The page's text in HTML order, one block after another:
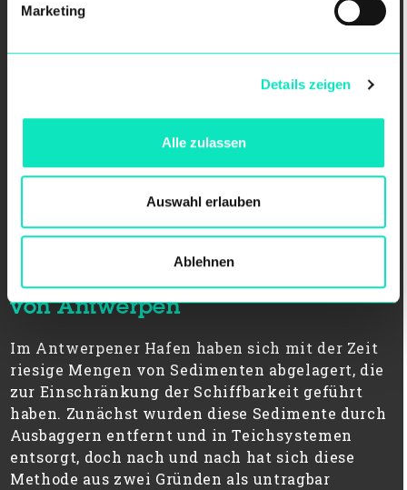
Marketing
Details zeigen
Alle zulassen
Auswahl erlauben
Ablehnen
the
right
keys
to
the
buttons
Ausbaggerungsprojekt im Hafen
von Antwerpen
Im Antwerpener Hafen haben sich mit der Zeit
riesige Mengen von Sedimenten abgelagert, die
zur Einschränkung der Schiffbarkeit geführt
haben. Zunächst wurden diese Sedimente durch
Ausbaggern entfernt und in Teichsystemen
entsorgt, doch nach und nach hat sich diese
Methode aus zwei Gründen als untragbar